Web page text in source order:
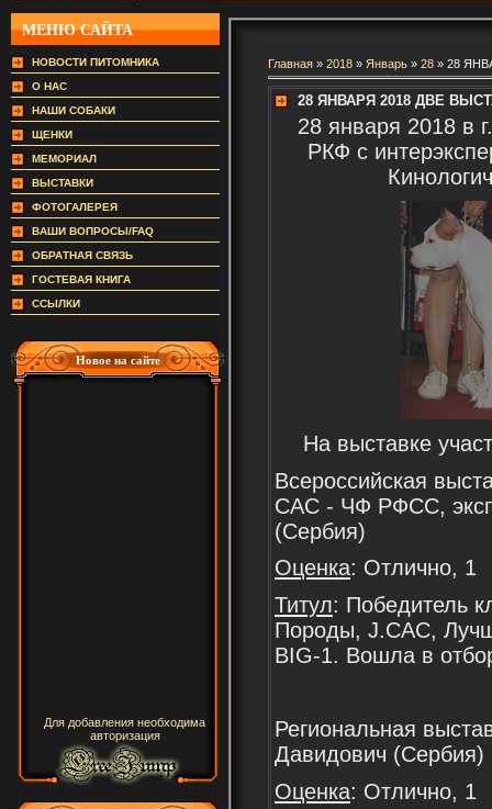
МЕНЮ САЙТА
НОВОСТИ ПИТОМНИКА
О НАС
НАШИ СОБАКИ
ЩЕНКИ
МЕМОРИАЛ
ВЫСТАВКИ
ФОТОГАЛЕРЕЯ
ВАШИ ВОПРОСЫ/FAQ
ОБРАТНАЯ СВЯЗЬ
ГОСТЕВАЯ КНИГА
ССЫЛКИ
Новое на сайте
Для добавления необходима
авторизация
Главная » 2018 » Январь » 28 » 28
28 ЯНВАРЯ 2018 ДВЕ
28 января 2018 в
РКФ с
На выставке
Всероссийская
САС - ЧФ РФСС,
(Сербия)
Оценка: Отлично, 1
Титул: Победитель
Породы, J.CAC,
BIG-1. Вошла в
Региональная
Давидович (Сербия)
Оценка: Отлично, 1